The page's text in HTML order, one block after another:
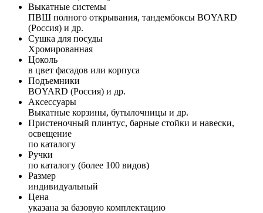
Выкатные системы
ПВШ полного открывания, тандембоксы BOYARD
(Россия) и др.
Сушка для посуды
Хромированная
Цоколь
в цвет фасадов или корпуса
Подъемники
BOYARD (Россия) и др.
Аксессуары
Выкатные корзины, бутылочницы и др.
Пристеночный плинтус, барные стойки и навески,
освещение
по каталогу
Ручки
по каталогу (более 100 видов)
Размер
индивидуальный
Цена
указана за базовую комплектацию